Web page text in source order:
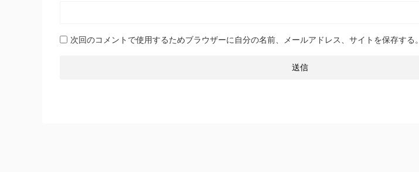
次回のコメントで使用するためブラウザーに自分の名前、メールアドレス、サイトを保存する。